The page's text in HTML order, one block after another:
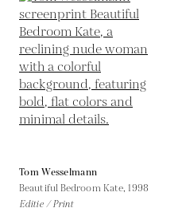
Tom Wesselmann
Beautiful Bedroom Kate,1998
Editie / Print